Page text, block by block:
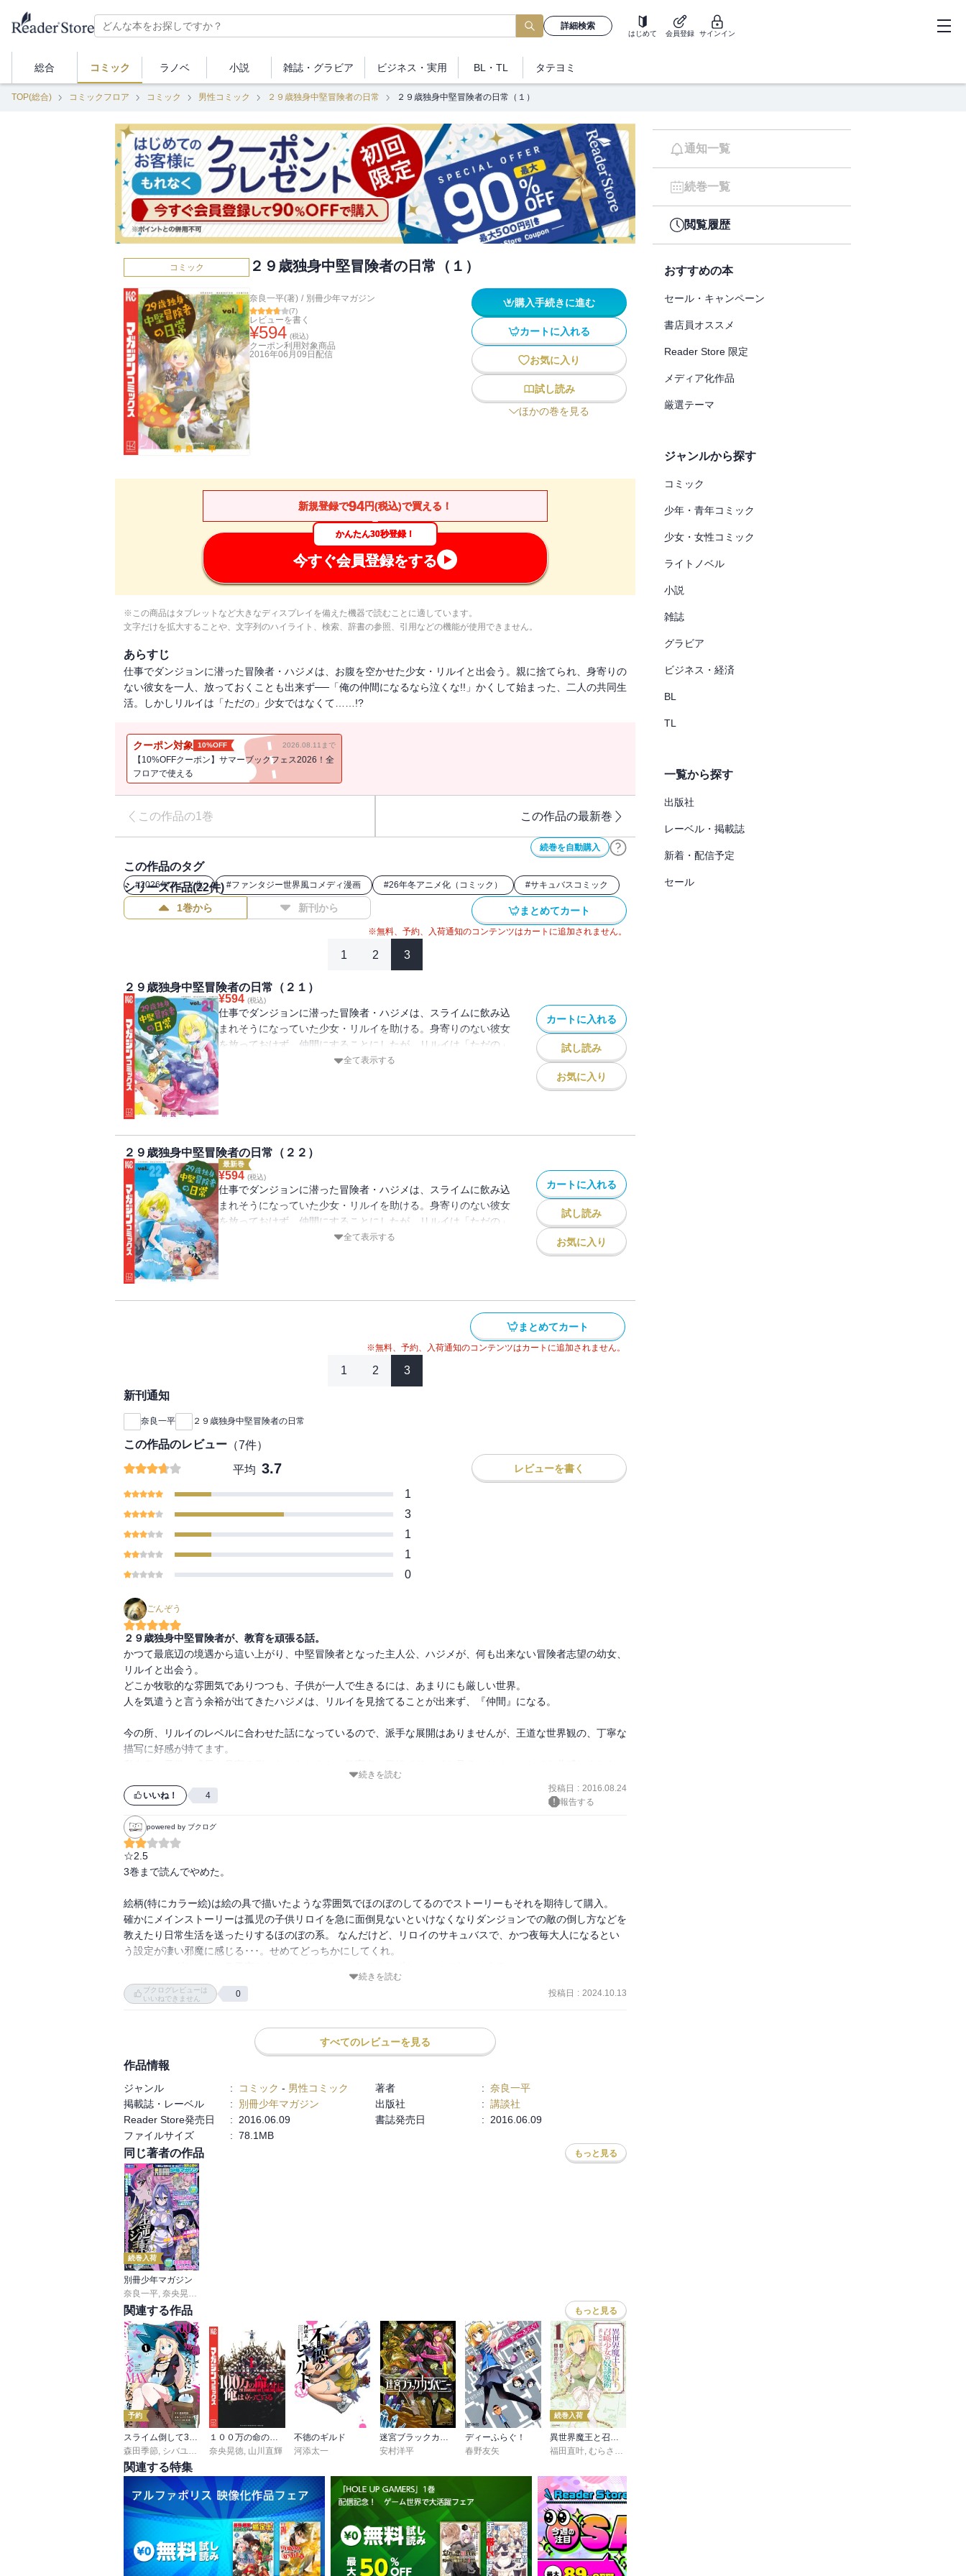
詳細検索
はじめて 会員登録 サインイン
総合 コミック ラノベ 小説 雑誌・ グラビア ビジネス ・実用 BL・TL タテヨミ
TOP(総合) コミックフロア コミック 男性コミック ２９歳独身中堅冒険者の日常 ２９歳独身中堅冒険者の日常（１）
コミック ２９歳独身中堅冒険者の日常（１）
奈良一平(著) / 別冊少年マガジン
(7)
レビューを書く
¥594 (税込)
クーポン利用対象商品
2016年06月09日 配信
購入手続きに進む
カートに入れる
お気に入り
試し読み
ほかの巻を見る
新規登録で94円(税込)で買える！
かんたん30秒登録！
今すぐ会員登録をする
※この商品はタブレットなど大きなディスプレイを備えた機器で読むことに適しています。
文字だけを拡大することや、文字列のハイライト、検索、辞書の参照、引用などの機能が使用できません。
あらすじ
仕事でダンジョンに潜った冒険者・ハジメは、お腹を空かせた少女・リルイと出会う。親に捨てられ、身寄りの
ない彼女を一人、放っておくことも出来ず──「俺の仲間になるなら泣くな!!」かくして始まった、二人の共同生
活。しかしリルイは「ただの」少女ではなくて……!?
クーポン対象 10%OFF 2026.08.11まで
【10%OFFクーポン】サマーブックフェス2026！全
フロアで使える
この作品の1巻 この作品の最新巻
続巻を自動購入
この作品のタグ
#2026年アニメ化 #ファンタジー世界風コメディ漫画 #26年冬アニメ化（コミック） #サキュバスコミック
シリーズ作品(22件)
1巻から 新刊から まとめてカート
※無料、予約、入荷通知のコンテンツはカートに追加されません。
1 2 3
２９歳独身中堅冒険者の日常（２１）
¥594 (税込)
仕事でダンジョンに潜った冒険者・ハジメは、スライムに飲み込
まれそうになっていた少女・リルイを助ける。身寄りのない彼女
を放っておけず、仲間にすることにしたが、リルイは「ただの」
少女ではなかった！！？ アラサー独身冒険者・ハジメ、かくし
る悪夢の主（ナイトメアヘッド）。過去の仲間との記憶に苦しむ
ハジメを、“今の仲間”リルイ隊は救えるのか!? vs.悪夢の主編、
遂に終結――!!
全て表示する
カートに入れる
試し読み
お気に入り
２９歳独身中堅冒険者の日常（２２）
最新巻
¥594 (税込)
仕事でダンジョンに潜った冒険者・ハジメは、スライムに飲み込
まれそうになっていた少女・リルイを助ける。身寄りのない彼女
を放っておけず、仲間にすることにしたが、リルイは「ただの」
少女ではなかった！！？ アラサー独身冒険者・ハジメ、かくし
な毎日が戻ってきた!!
体形に悩むドラゴンの奮闘、急遽決まったリルイとクロメのお誕
生日会、村長夫婦のなれそめ…等々、平和な村の日常にも冒険が
全て表示する
カートに入れる
試し読み
お気に入り
まとめてカート
※無料、予約、入荷通知のコンテンツはカートに追加されません。
1 2 3
新刊通知
奈良一平 ２９歳独身中堅冒険者の日常
この作品のレビュー （7件）
平均 3.7 レビューを書く
1
3
1
1
0
ごんぞう
２９歳独身中堅冒険者が、教育を頑張る話。
かつて最底辺の境遇から這い上がり、中堅冒険者となった主人公、ハジメが、何も出来ない冒険者志望の幼女、
リルイと出会う。
どこか牧歌的な雰囲気でありつつも、子供が一人で生きるには、あまりにも厳しい世界。
人を気遣うと言う余裕が出てきたハジメは、リルイを見捨てることが出来ず、『仲間』になる。
今の所、リルイのレベルに合わせた話になっているので、派手な展開はありませんが、王道な世界観の、丁寧な
描写に好感が持てます。
続きを読む
いいね！ 4
投稿日 : 2016.08.24
報告する
powered by ブクログ
☆2.5
3巻まで読んでやめた。
絵柄(特にカラー絵)は絵の具で描いたような雰囲気でほのぼのしてるのでストーリーもそれを期待して購入。
確かにメインストーリーは孤児の子供リロイを急に面倒見ないといけなくなりダンジョンでの敵の倒し方などを
教えたり日常生活を送ったりするほのぼの系。 なんだけど、リロイのサキュバスで、かつ夜毎大人になるとい
う設定が凄い邪魔に感じる･･･。せめてどっちかにしてくれ。
エロに繋がりそうな要素が中途半端にあるせいで、身体は大人、頭脳は子供っていう逆コナンみたいな一番心配
続きを読む
ブクログレビューは
いいねできません
0 投稿日 : 2024.10.13
すべてのレビューを見る
作品情報
ジャンル : コミック - 男性コミック 著者 : 奈良一平
掲載誌・レーベル
: 別冊少年マガジン 出版社 : 講談社
Reader Store発売日
: 2016.06.09 書誌発売日 :
2016.06.09
ファイルサイズ
: 78.1MB
同じ著者の作品 もっと見る
続巻入荷
別冊少年マガジン
奈良一平, 奈央晃徳
関連する作品 もっと見る
予約
スライム倒して300年、知らないうちにレベルMAXになってました
森田季節, シバユウスケ ,紅緒
１００万の命の上に俺は立っている
奈央晃徳, 山川直輝
不徳のギルド
河添太一
迷宮ブラックカンパニー
安村洋平
ディーふらぐ！
春野友矢
続巻入荷
異世界魔王と召喚少女の奴隷魔術
福田直叶,むらさきゆきや
関連する特集
通知一覧
続巻一覧
閲覧履歴
おすすめの本
セール・キャンペーン
書店員オススメ
Reader Store 限定
メディア化作品
厳選テーマ
ジャンルから探す
コミック
少年・青年コミック
少女・女性コミック
ライトノベル
小説
雑誌
グラビア
ビジネス・経済
BL
TL
一覧から探す
出版社
レーベル・掲載誌
新着・配信予定
セール